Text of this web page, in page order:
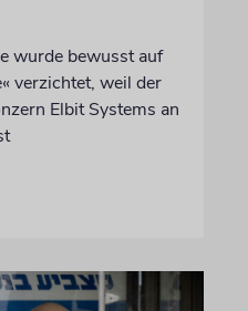
wurde bewusst auf
verzichtet, weil der
Elbit Systems an